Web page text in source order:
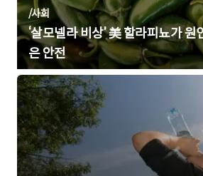
/사회
‘살모넬라 비상’ 美 할라피뇨가
은 안전